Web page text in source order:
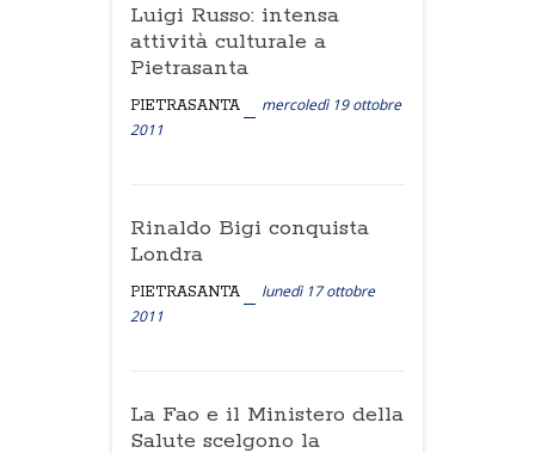
Luigi Russo: intensa
attività culturale a
Pietrasanta
PIETRASANTA
mercoledì 19 ottobre
2011
Rinaldo Bigi conquista
Londra
PIETRASANTA
lunedì 17 ottobre
2011
La Fao e il Ministero della
Salute scelgono la